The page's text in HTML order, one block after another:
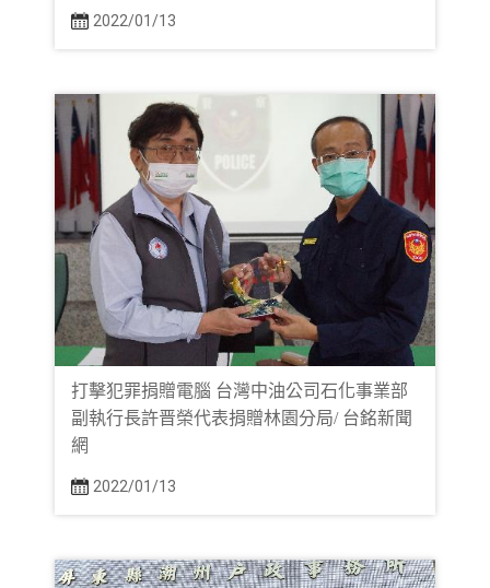
2022/01/13
打擊犯罪捐贈電腦 台灣中油公司石化事業部
副執行長許晋榮代表捐贈林園分局/ 台銘新聞
網
2022/01/13